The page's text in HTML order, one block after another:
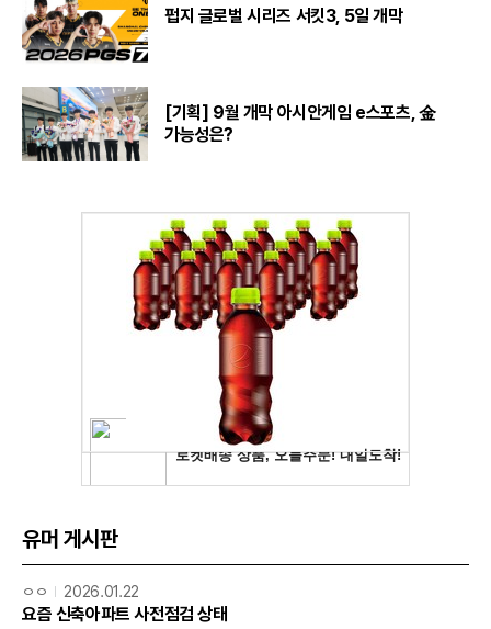
펍지 글로벌 시리즈 서킷3, 5일 개막
[기획] 9월 개막 아시안게임 e스포츠, 金
가능성은?
유머 게시판
ㅇㅇ 2026.01.22
요즘 신축아파트 사전점검 상태